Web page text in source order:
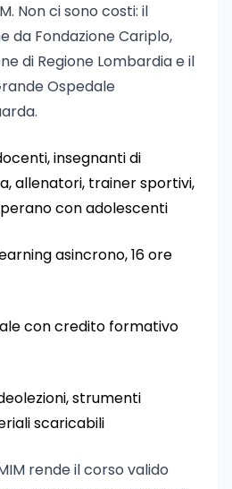
Non ci sono costi: il
da Fondazione Cariplo,
di Regione Lombardia e il
Ospedale
insegnanti di
allenatori, trainer sportivi,
con adolescenti
asincrono, 16 ore
con credito formativo
strumenti
scaricabili
rende il corso valido